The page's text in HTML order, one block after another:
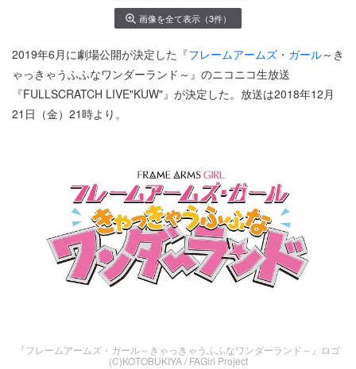
画像を全て表示（3件）
2019年6月に劇場公開が決定した『フレームアームズ・ガール～き
ゃっきゃうふふなワンダーランド～』のニコニコ生放送
『FULLSCRATCH LIVE"KUW"』が決定した。放送は2018年12月
21日（金）21時より。
『フレームアームズ・ガール～きゃっきゃうふふなワンダーランド～』ロゴ
(C)KOTOBUKIYA / FAGirl Project